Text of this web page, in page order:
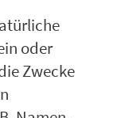
oder
Zwecke